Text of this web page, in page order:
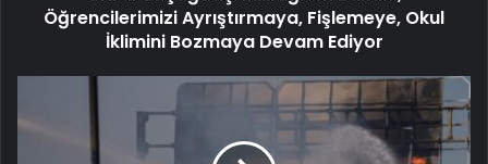
Öğrencilerimizi Ayrıştırmaya, Fişlemeye, Okul
İklimini Bozmaya Devam Ediyor